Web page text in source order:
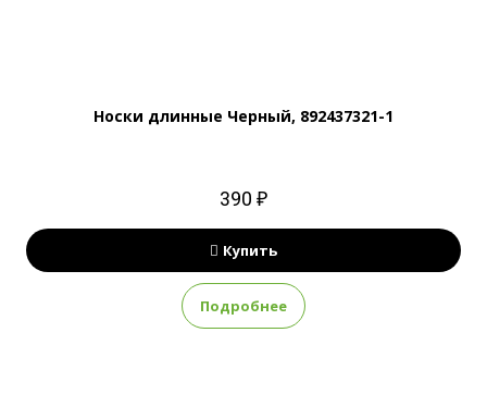
Носки длинные Черный, 892437321-1
390 ₽
Купить
Подробнее